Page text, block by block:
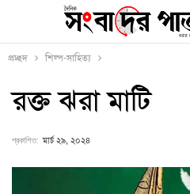
প্রচ্ছদ শিল্প-সাহিত্য
রক্ত ঝরা মাটি
প্রকাশিত: মার্চ ২৯, ২০২৪